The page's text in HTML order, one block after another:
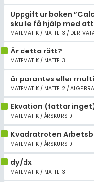
Uppgift ur boken
skulle få hjälp med
MATEMATIK / MATTE 3 /
Är detta rätt?
MATEMATIK / MATTE 3
är parantes eller
MATEMATIK / MATTE 2 / ALGEBRA
Ekvation (fattar inget)
MATEMATIK / ÅRSKURS 9
Kvadratroten
MATEMATIK / ÅRSKURS 9
dy/dx
MATEMATIK / MATTE 3